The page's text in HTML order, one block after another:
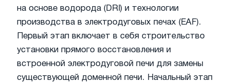
на основе водорода (DRI) и технологии
производства в электродуговых печах (EAF).
Первый этап включает в себя строительство
установки прямого восстановления и
встроенной электродуговой печи для замены
существующей доменной печи. Начальный этап